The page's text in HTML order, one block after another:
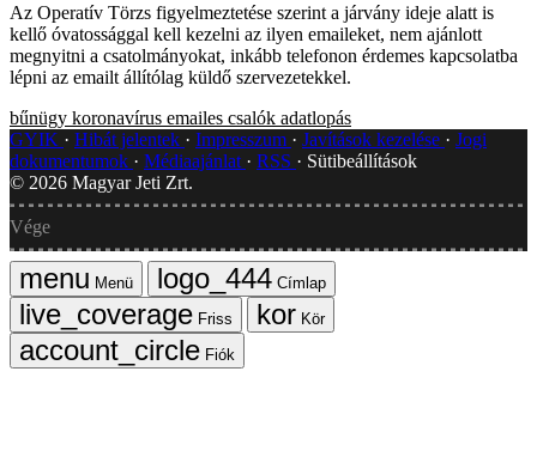
Az Operatív Törzs figyelmeztetése szerint a járvány ideje alatt is
kellő óvatossággal kell kezelni az ilyen emaileket, nem ajánlott
megnyitni a csatolmányokat, inkább telefonon érdemes kapcsolatba
lépni az emailt állítólag küldő szervezetekkel.
bűnügy koronavírus emailes csalók adatlopás
GYIK
Hibát jelentek Impresszum Javítások kezelése
Jogi
dokumentumok
Médiaajánlat RSS
Sütibeállítások
© 2026 Magyar Jeti Zrt.
Vége
Menü
Címlap
Friss
Kör
Fiók